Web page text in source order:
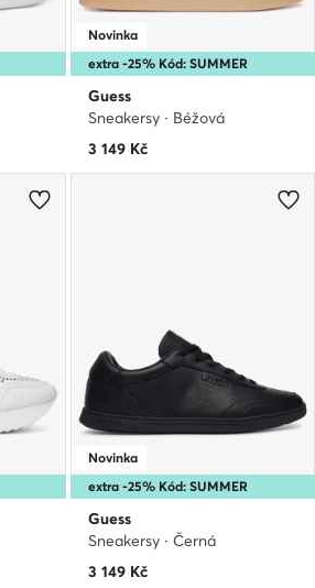
extra -25% Kód: SUMMER
Novinka
Guess
Sneakersy · Béžová
3 149 Kč
extra -25% Kód: SUMMER
Novinka
Guess
Sneakersy · Černá
3 149 Kč